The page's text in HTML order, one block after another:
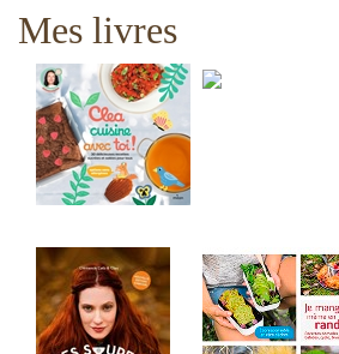
Mes livres